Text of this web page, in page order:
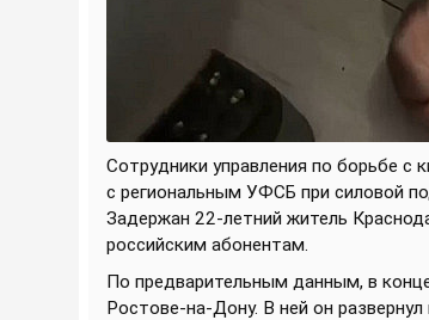
Сотрудники управления по борьбе
с региональным УФСБ при силовой
Задержан 22-летний житель
российским абонентам.
По предварительным данным, в
Ростове-на-Дону. В ней он